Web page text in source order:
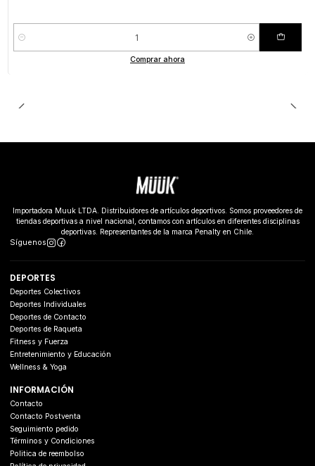
Cantidad
Comprar ahora
Importadora Muuk LTDA. Distribuidores de artículos deportivos. Somos proveedores de
tiendas deportivas a nivel nacional, contamos con artículos en diferentes disciplinas
deportivas. Representantes de la marca Penalty en Chile.
Síguenos
DEPORTES
Deportes Colectivos
Deportes Individuales
Deportes de Contacto
Deportes de Raqueta
Fitness y Fuerza
Entretenimiento y Educación
Wellness & Yoga
INFORMACIÓN
Contacto
Contacto Postventa
Seguimiento pedido
Términos y Condiciones
Politica de reembolso